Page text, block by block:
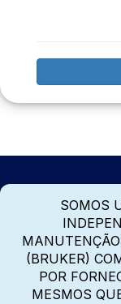
SOMOS
(BRUKER)
POR
MESMOS